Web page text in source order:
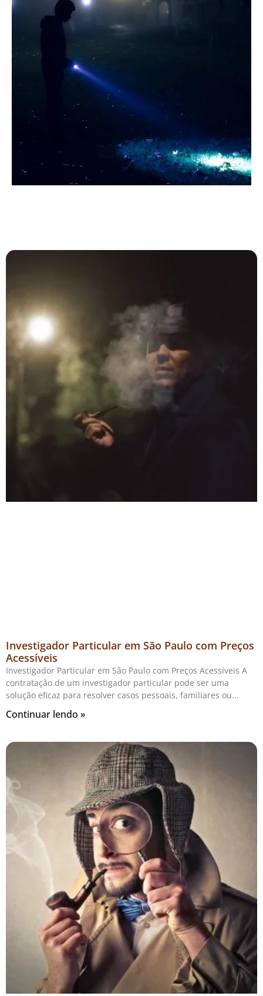
Investigador Particular em São Paulo com Preços
Acessíveis
Investigador Particular em São Paulo com Preços Acessíveis A
contratação de um investigador particular pode ser uma
solução eficaz para resolver casos pessoais, familiares ou
Continuar lendo »